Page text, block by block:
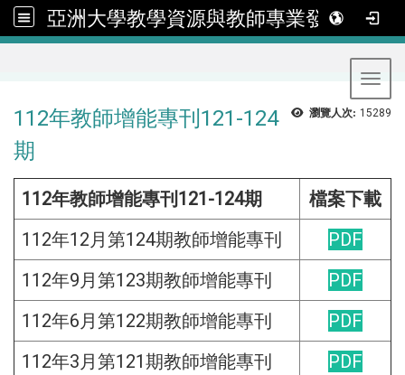
亞洲大學教學資源與教師專業發展中心
瀏覽人次: 15289
112年教師增能專刊121-124
期
112年教師增能專刊121-124期
檔案下載
112年12月第124期教師增能專刊
PDF
112年9月第123期教師增能專刊
PDF
112年6月第122期教師增能專刊
PDF
112年3月第121期教師增能專刊
PDF